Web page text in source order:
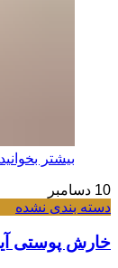
بیشتر بخوانید
10 دسامبر
دسته بندی نشده
خارش پوستی